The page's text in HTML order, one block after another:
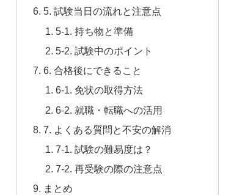
5. 試験当日の流れと注意点
5-1. 持ち物と準備
5-2. 試験中のポイント
6. 合格後にできること
6-1. 免状の取得方法
6-2. 就職・転職への活用
7. よくある質問と不安の解消
7-1. 試験の難易度は？
7-2. 再受験の際の注意点
まとめ